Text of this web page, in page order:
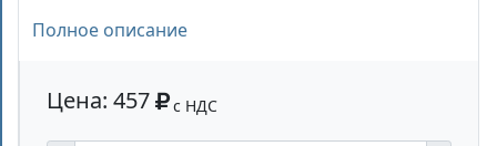
Полное описание
Цена: 457 с НДС